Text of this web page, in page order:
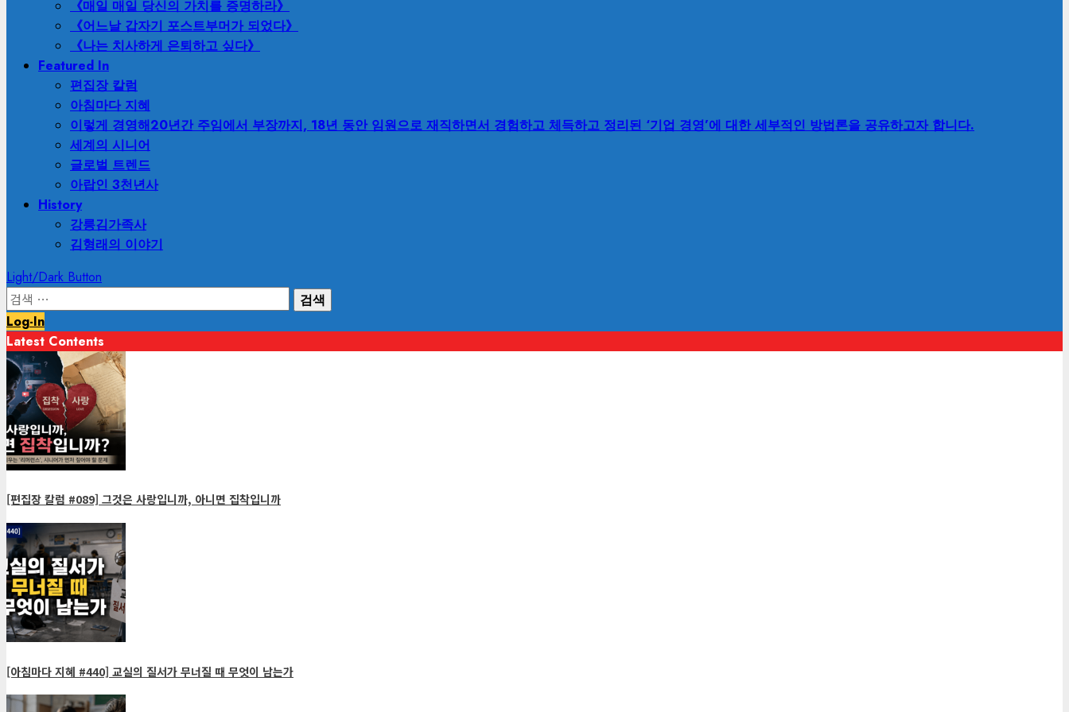
《매일 매일 당신의 가치를 증명하라》
《어느날 갑자기 포스트부머가 되었다》
《나는 치사하게 은퇴하고 싶다》
Featured In
편집장 칼럼
아침마다 지혜
이렇게 경영해20년간 주임에서 부장까지, 18년 동안 임원으로 재직하면서 경험하고 체득하고 정리된 ‘기업 경영’에 대한 세부적인 방법론을 공유하고자 합니다.
세계의 시니어
글로벌 트렌드
아랍인 3천년사
History
강릉김가족사
김형래의 이야기
Light/Dark Button
검
색:
Log-In
Latest Contents
[편집장 칼럼 #089] 그것은 사랑입니까, 아니면 집착입니까
[아침마다 지혜 #440] 교실의 질서가 무너질 때 무엇이 남는가